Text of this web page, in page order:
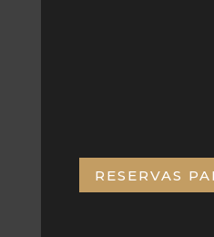
RESERVAS